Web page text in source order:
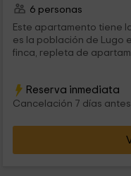
6 personas
Este apartamento tiene
es la población de Lugo en la
finca, repleta de
los jardines y la
Reserva inmediata
Cancelación 7 días antes